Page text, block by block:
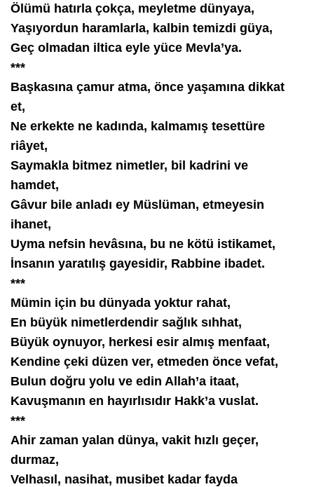
Ölümü hatırla çokça, meyletme dünyaya,
Yaşıyordun haramlarla, kalbin temizdi güya,
Geç olmadan iltica eyle yüce Mevla’ya.
***
Başkasına çamur atma, önce yaşamına dikkat
et,
Ne erkekte ne kadında, kalmamış tesettüre
riâyet,
Saymakla bitmez nimetler, bil kadrini ve
hamdet,
Gâvur bile anladı ey Müslüman, etmeyesin
ihanet,
Uyma nefsin hevâsına, bu ne kötü istikamet,
İnsanın yaratılış gayesidir, Rabbine ibadet.
***
Mümin için bu dünyada yoktur rahat,
En büyük nimetlerdendir sağlık sıhhat,
Büyük oynuyor, herkesi esir almış menfaat,
Kendine çeki düzen ver, etmeden önce vefat,
Bulun doğru yolu ve edin Allah’a itaat,
Kavuşmanın en hayırlısıdır Hakk’a vuslat.
***
Ahir zaman yalan dünya, vakit hızlı geçer,
durmaz,
Velhasıl, nasihat, musibet kadar fayda